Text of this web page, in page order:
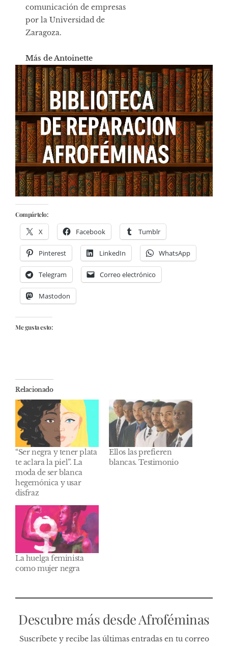
comunicación de empresas
por la Universidad de
Zaragoza.
Más de Antoinette
Compártelo:
X Facebook Tumblr
Pinterest LinkedIn WhatsApp
Telegram Correo electrónico
Mastodon
Me gusta esto:
Relacionado
“Ser negra y tener plata
te aclara la piel”. La
moda de ser blanca
hegemónica y usar
disfraz
Ellos las prefieren
blancas. Testimonio
La huelga feminista
como mujer negra
Descubre más desde Afroféminas
Suscríbete y recibe las últimas entradas en tu correo